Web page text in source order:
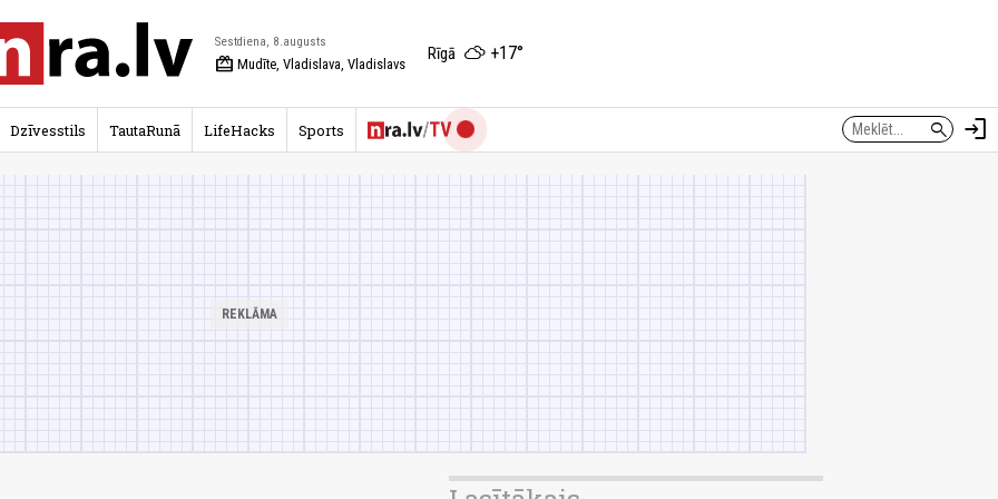
Sestdiena, 8.augusts
redeem Mudīte, Vladislava, Vladislavs
Rīgā +17°
search login
Dzīvesstils TautaRunā LifeHacks Sports